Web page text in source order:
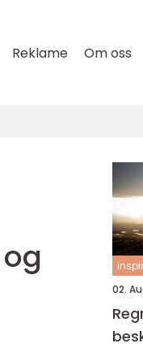
Reklame Om oss
02.